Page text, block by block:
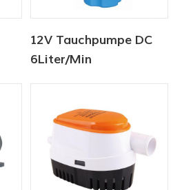
12V Tauchpumpe DC
6Liter/Min
Fabrik